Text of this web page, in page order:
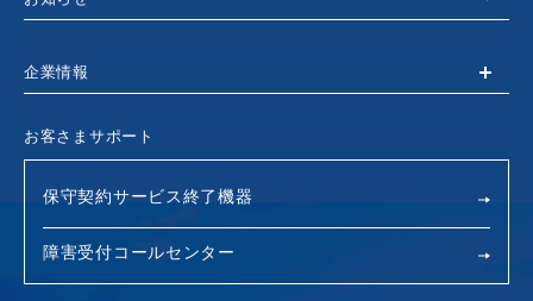
企業情報
お客さまサポート
保守契約サービス終了機器
障害受付コールセンター